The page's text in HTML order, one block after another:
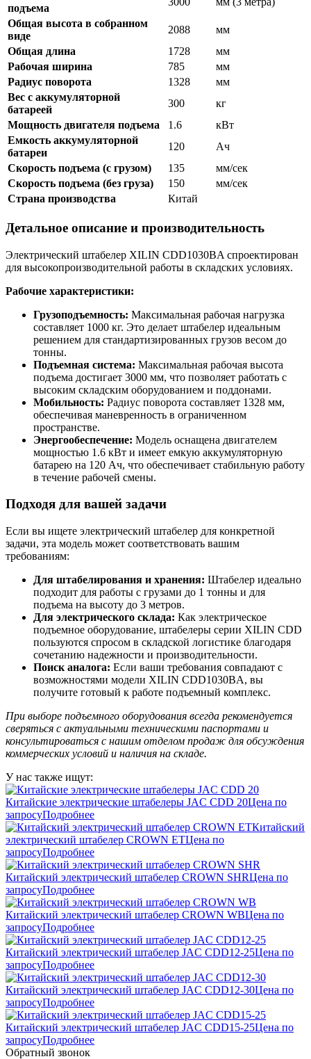
подъема
Общая высота в собранном
виде
2088
мм
Общая длина
1728
мм
Рабочая ширина
785
мм
Радиус поворота
1328
мм
Вес с аккумуляторной
батареей
300
кг
Мощность двигателя подъема
1.6
кВт
Емкость аккумуляторной
батареи
120
Ач
Скорость подъема (с грузом)
135
мм/сек
Скорость подъема (без груза)
150
мм/сек
Страна производства
Китай
Детальное описание и производительность
Электрический штабелер XILIN CDD1030BA спроектирован
для высокопроизводительной работы в складских условиях.
Рабочие характеристики:
Грузоподъемность: Максимальная рабочая нагрузка
составляет 1000 кг. Это делает штабелер идеальным
решением для стандартизированных грузов весом до
тонны.
Подъемная система: Максимальная рабочая высота
подъема достигает 3000 мм, что позволяет работать с
высоким складским оборудованием и поддонами.
Мобильность: Радиус поворота составляет 1328 мм,
обеспечивая маневренность в ограниченном
пространстве.
Энергообеспечение: Модель оснащена двигателем
мощностью 1.6 кВт и имеет емкую аккумуляторную
батарею на 120 Ач, что обеспечивает стабильную работу
в течение рабочей смены.
Подходя для вашей задачи
Если вы ищете электрический штабелер для конкретной
задачи, эта модель может соответствовать вашим
требованиям:
Для штабелирования и хранения: Штабелер идеально
подходит для работы с грузами до 1 тонны и для
подъема на высоту до 3 метров.
Для электрического склада: Как электрическое
подъемное оборудование, штабелеры серии XILIN CDD
пользуются спросом в складской логистике благодаря
сочетанию надежности и производительности.
Поиск аналога: Если ваши требования совпадают с
возможностями модели XILIN CDD1030BA, вы
получите готовый к работе подъемный комплекс.
При выборе подъемного оборудования всегда рекомендуется
сверяться с актуальными техническими паспортами и
консультироваться с нашим отделом продаж для обсуждения
коммерческих условий и наличия на складе.
У нас также ищут:
Китайские электрические штабелеры JAC CDD 20Цена по
запросуПодробнее
Китайский
электрический штабелер CROWN ETЦена по
запросуПодробнее
Китайский электрический штабелер CROWN SHRЦена по
запросуПодробнее
Китайский электрический штабелер CROWN WBЦена по
запросуПодробнее
Китайский электрический штабелер JAC CDD12-25Цена по
запросуПодробнее
Китайский электрический штабелер JAC CDD12-30Цена по
запросуПодробнее
Китайский электрический штабелер JAC CDD15-25Цена по
запросуПодробнее
Обратный звонок